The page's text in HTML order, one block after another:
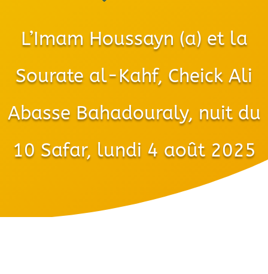
L’Imam Houssayn (a) et la
Sourate al-Kahf, Cheick Ali
Abasse Bahadouraly, nuit du
10 Safar, lundi 4 août 2025